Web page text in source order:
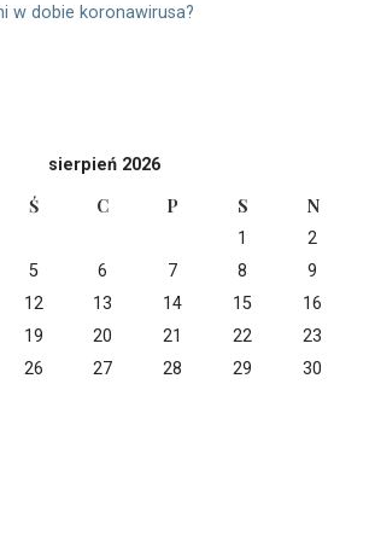
w dobie koronawirusa?
sierpień 2026
Ś C P S N
1
2
5 6 7 8
9
12 13 14 15
16
19 20 21 22
23
26 27 28 29
30